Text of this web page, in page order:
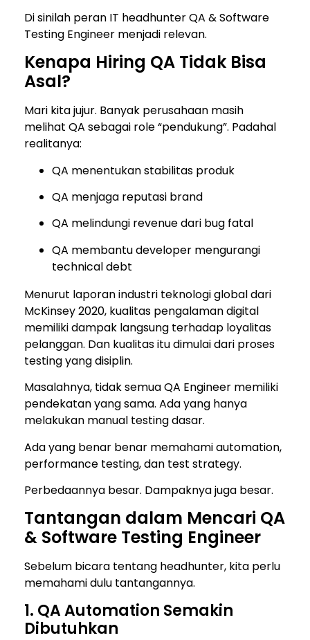
Di sinilah peran IT headhunter QA & Software
Testing Engineer menjadi relevan.
Kenapa Hiring QA Tidak Bisa
Asal?
Mari kita jujur. Banyak perusahaan masih
melihat QA sebagai role “pendukung”. Padahal
realitanya:
QA menentukan stabilitas produk
QA menjaga reputasi brand
QA melindungi revenue dari bug fatal
QA membantu developer mengurangi
technical debt
Menurut laporan industri teknologi global dari
McKinsey 2020, kualitas pengalaman digital
memiliki dampak langsung terhadap loyalitas
pelanggan. Dan kualitas itu dimulai dari proses
testing yang disiplin.
Masalahnya, tidak semua QA Engineer memiliki
pendekatan yang sama. Ada yang hanya
melakukan manual testing dasar.
Ada yang benar benar memahami automation,
performance testing, dan test strategy.
Perbedaannya besar. Dampaknya juga besar.
Tantangan dalam Mencari QA
& Software Testing Engineer
Sebelum bicara tentang headhunter, kita perlu
memahami dulu tantangannya.
1. QA Automation Semakin
Dibutuhkan